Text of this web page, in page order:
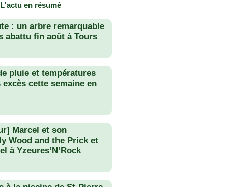
en résumé
: un arbre remarquable
abattu fin août à Tours
pluie et températures
cette semaine en
Marcel et son
Wood and the Prick et
à Yzeures’N’Rock